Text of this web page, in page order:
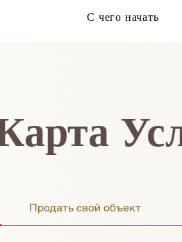
С чего начать
Продать свой объект